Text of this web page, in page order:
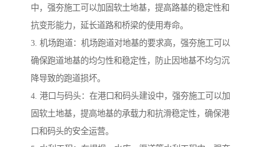
中，强夯施工可以加固软土地基，提高路基的稳定性和
抗变形能力，延长道路和桥梁的使用寿命。
3. 机场跑道：机场跑道对地基的要求高，强夯施工可以
确保跑道地基的均匀性和稳定性，防止因地基不均匀沉
降导致的跑道损坏。
4. 港口与码头：在港口和码头建设中，强夯施工可以加
固软土地基，提高地基的承载力和抗滑稳定性，确保港
口和码头的安全运营。